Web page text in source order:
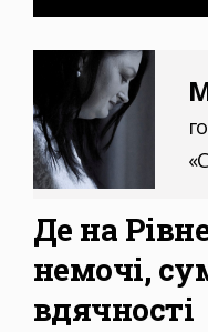
Де на
немочі,
вдячності